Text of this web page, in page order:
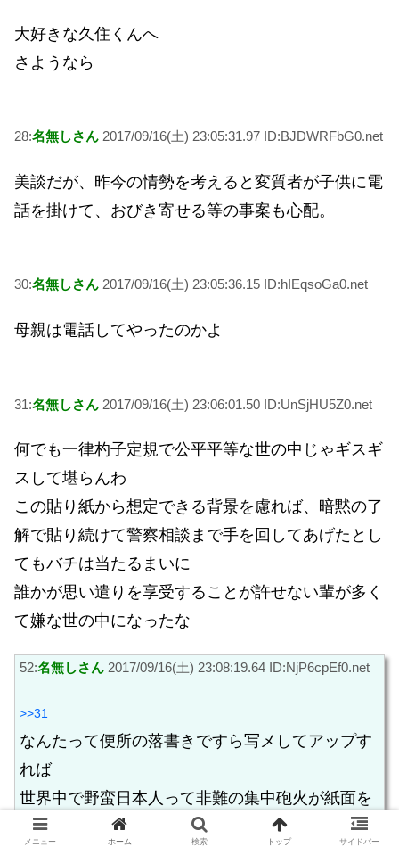
大好きな久住くんへ
さようなら
28:名無しさん 2017/09/16(土) 23:05:31.97 ID:BJDWRFbG0.net
美談だが、昨今の情勢を考えると変質者が子供に電
話を掛けて、おびき寄せる等の事案も心配。
30:名無しさん 2017/09/16(土) 23:05:36.15 ID:hIEqsoGa0.net
母親は電話してやったのかよ
31:名無しさん 2017/09/16(土) 23:06:01.50 ID:UnSjHU5Z0.net
何でも一律杓子定規で公平平等な世の中じゃギスギ
スして堪らんわ
この貼り紙から想定できる背景を慮れば、暗黙の了
解で貼り続けて警察相談まで手を回してあげたとし
てもバチは当たるまいに
誰かが思い遣りを享受することが許せない輩が多く
て嫌な世の中になったな
52:名無しさん 2017/09/16(土) 23:08:19.64 ID:NjP6cpEf0.net
>>31
なんたって便所の落書きですら写メしてアップす
れば
世界中で野蛮日本人って非難の集中砲火が紙面を
にぎわす時代
メニュー ホーム 検索 トップ サイドバー